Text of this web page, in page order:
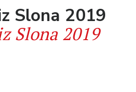
Slona 2019
Slona 2019